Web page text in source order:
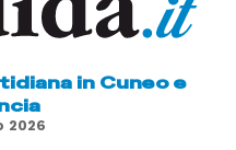
in Cuneo e
2026